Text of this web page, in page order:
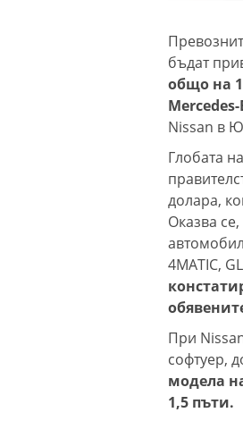
бъдат
общо на
Nissan в
Глобата
долара,
Оказва
4MATIC,
При
софтуер,
модела
1,5 пъти.